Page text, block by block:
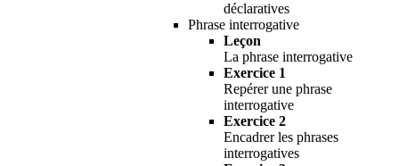
déclaratives
Phrase interrogative
Leçon
La phrase interrogative
Exercice 1
Repérer une phrase
interrogative
Exercice 2
Encadrer les phrases
interrogatives